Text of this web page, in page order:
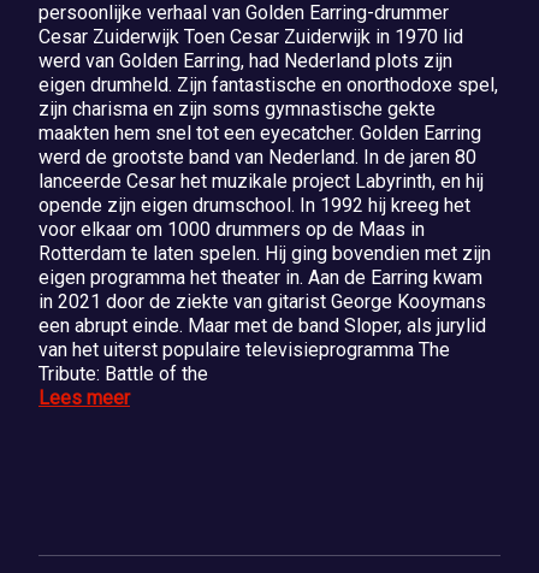
persoonlijke verhaal van Golden Earring-drummer
Cesar Zuiderwijk Toen Cesar Zuiderwijk in 1970 lid
werd van Golden Earring, had Nederland plots zijn
eigen drumheld. Zijn fantastische en onorthodoxe spel,
zijn charisma en zijn soms gymnastische gekte
maakten hem snel tot een eyecatcher. Golden Earring
werd de grootste band van Nederland. In de jaren 80
lanceerde Cesar het muzikale project Labyrinth, en hij
opende zijn eigen drumschool. In 1992 hij kreeg het
voor elkaar om 1000 drummers op de Maas in
Rotterdam te laten spelen. Hij ging bovendien met zijn
eigen programma het theater in. Aan de Earring kwam
in 2021 door de ziekte van gitarist George Kooymans
een abrupt einde. Maar met de band Sloper, als jurylid
van het uiterst populaire televisieprogramma The
Tribute: Battle of the
Lees meer